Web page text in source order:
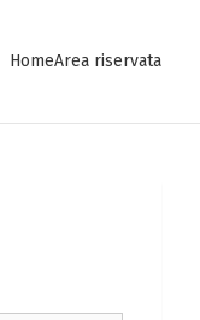
HomeArea riservata